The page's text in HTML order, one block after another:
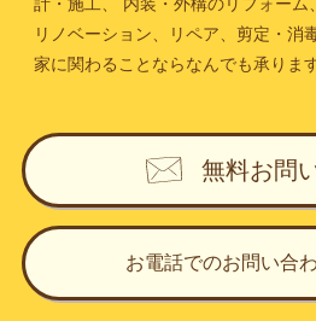
リノベーション、リペア、剪定・消
家に関わることならなんでも承りま
無料お問
お電話でのお問い合